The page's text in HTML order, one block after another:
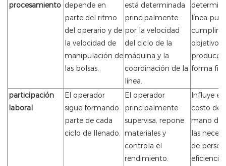
procesamiento depende en
parte del ritmo
del operario y de
la velocidad de
manipulación de
las bolsas.
está determinada
principalmente
por la velocidad
del ciclo de la
máquina y la
coordinación de la
línea.
línea
cumplir
objetivos
forma
participación
laboral
El operador
sigue formando
parte de cada
ciclo de llenado.
El operador
principalmente
supervisa, repone
materiales y
controla el
rendimiento.
Influye
costo de
mano de
las
de
eficiencia